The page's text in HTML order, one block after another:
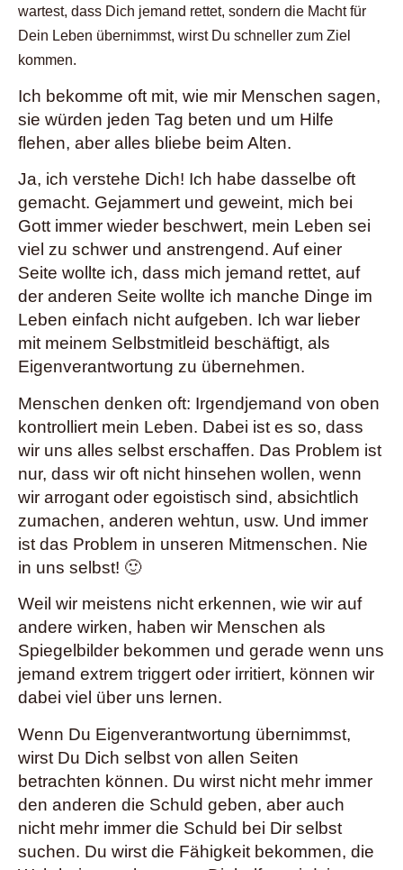
wartest, dass Dich jemand rettet, sondern die Macht für
Dein Leben übernimmst, wirst Du schneller zum Ziel
kommen.
Ich bekomme oft mit, wie mir Menschen sagen,
sie würden jeden Tag beten und um Hilfe
flehen, aber alles bliebe beim Alten.
Ja, ich verstehe Dich! Ich habe dasselbe oft
gemacht. Gejammert und geweint, mich bei
Gott immer wieder beschwert, mein Leben sei
viel zu schwer und anstrengend. Auf einer
Seite wollte ich, dass mich jemand rettet, auf
der anderen Seite wollte ich manche Dinge im
Leben einfach nicht aufgeben. Ich war lieber
mit meinem Selbstmitleid beschäftigt, als
Eigenverantwortung zu übernehmen.
Menschen denken oft: Irgendjemand von oben
kontrolliert mein Leben. Dabei ist es so, dass
wir uns alles selbst erschaffen. Das Problem ist
nur, dass wir oft nicht hinsehen wollen, wenn
wir arrogant oder egoistisch sind, absichtlich
zumachen, anderen wehtun, usw. Und immer
ist das Problem in unseren Mitmenschen. Nie
in uns selbst! 🙂
Weil wir meistens nicht erkennen, wie wir auf
andere wirken, haben wir Menschen als
Spiegelbilder bekommen und gerade wenn uns
jemand extrem triggert oder irritiert, können wir
dabei viel über uns lernen.
Wenn Du Eigenverantwortung übernimmst,
wirst Du Dich selbst von allen Seiten
betrachten können. Du wirst nicht mehr immer
den anderen die Schuld geben, aber auch
nicht mehr immer die Schuld bei Dir selbst
suchen. Du wirst die Fähigkeit bekommen, die